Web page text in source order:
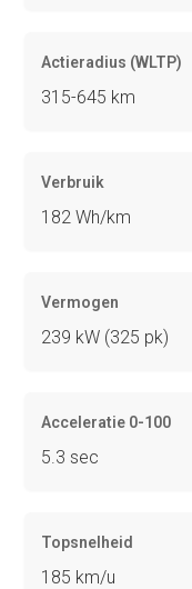
Actieradius (WLTP)
315-645 km
Verbruik
182 Wh/km
Vermogen
239 kW (325 pk)
Acceleratie 0-100
5.3 sec
Topsnelheid
185 km/u